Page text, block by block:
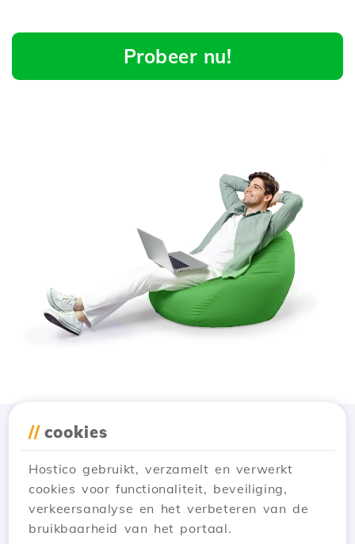
Probeer nu!
// cookies
Hostico gebruikt, verzamelt en verwerkt
cookies voor functionaliteit, beveiliging,
verkeersanalyse en het verbeteren van de
bruikbaarheid van het portaal.
Download de app